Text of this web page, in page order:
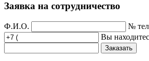
Заявка на сотрудничество
Ф.И.О.
№
Вы
Заказать